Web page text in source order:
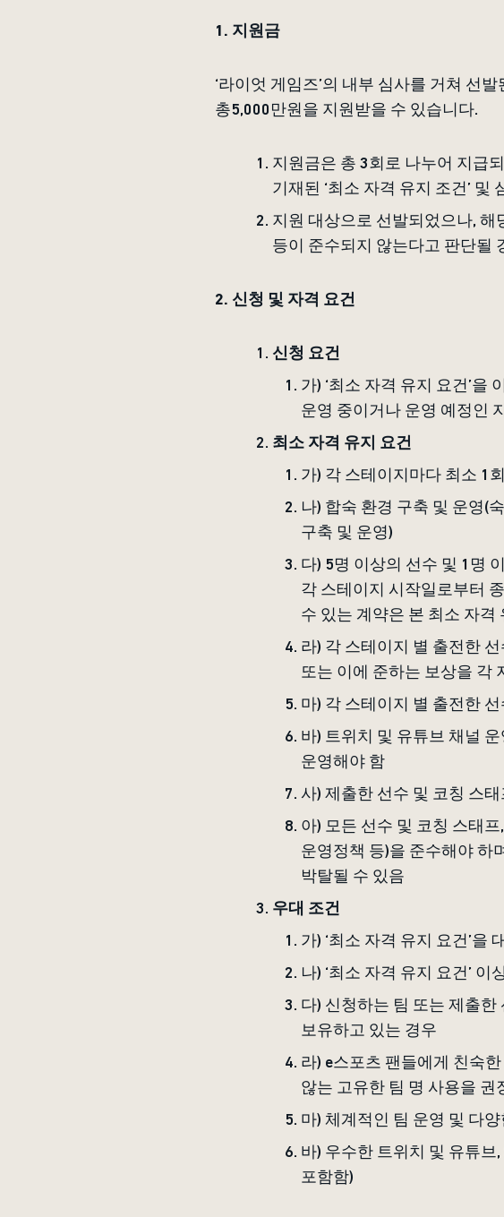
1. 지원금
‘라이엇 게임즈’의 내부 심사를 거쳐 선
총5,000만원을 지원받을 수 있습니다.
지원금은 총 3회로 나누어 지급
기재된 ‘최소 자격 유지 조건’
지원 대상으로 선발되었으나, 해
등이 준수되지 않는다고 판단될
2. 신청 및 자격 요건
신청 요건
가) ‘최소 자격 유지 요건’을
운영 중이거나 운영 예정인
최소 자격 유지 요건
가) 각 스테이지마다 최소 1
나) 합숙 환경 구축 및 운영(
구축 및 운영)
다) 5명 이상의 선수 및 1명
각 스테이지 시작일로부터
수 있는 계약은 본 최소 자
라) 각 스테이지 별 출전한
또는 이에 준하는 보상을 각
마) 각 스테이지 별 출전한
바) 트위치 및 유튜브 채널
운영해야 함
사) 제출한 선수 및 코칭 스
아) 모든 선수 및 코칭 스태
운영정책 등)을 준수해야 하
박탈될 수 있음
우대 조건
가) ‘최소 자격 유지 요건’을
나) ‘최소 자격 유지 요건’
다) 신청하는 팀 또는 제출
보유하고 있는 경우
라) e스포츠 팬들에게 친숙
않는 고유한 팀 명 사용을 권
마) 체계적인 팀 운영 및 다
바) 우수한 트위치 및 유튜브
포함함)